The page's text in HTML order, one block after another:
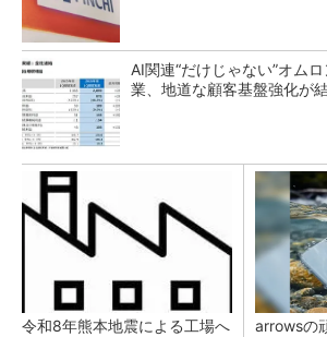
AI関連“だけじゃない”オム
業、地道な顧客基盤強化が
令和8年熊本地震による工場へ
arrowsの